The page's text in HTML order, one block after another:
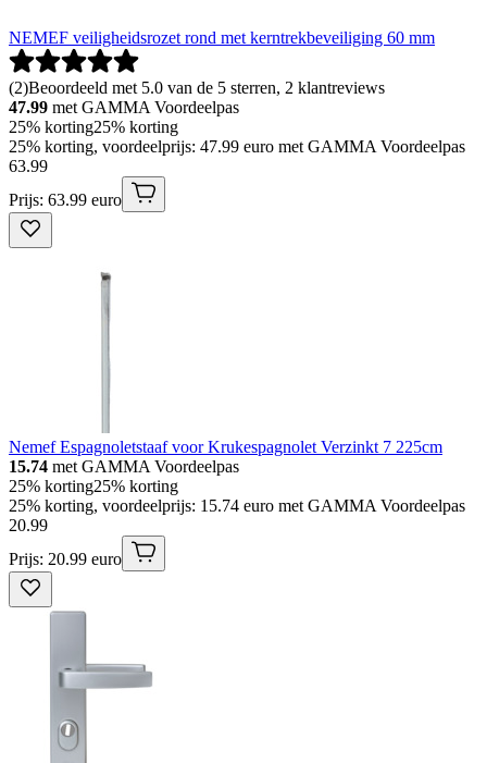
NEMEF veiligheidsrozet rond met kerntrekbeveiliging 60 mm
(2)Beoordeeld met 5.0 van de 5 sterren, 2 klantreviews
47.99 met GAMMA Voordeelpas
25% korting25% korting
25% korting, voordeelprijs: 47.99 euro met GAMMA Voordeelpas
63.99
Prijs: 63.99 euro
Nemef Espagnoletstaaf voor Krukespagnolet Verzinkt 7 225cm
15.74 met GAMMA Voordeelpas
25% korting25% korting
25% korting, voordeelprijs: 15.74 euro met GAMMA Voordeelpas
20.99
Prijs: 20.99 euro